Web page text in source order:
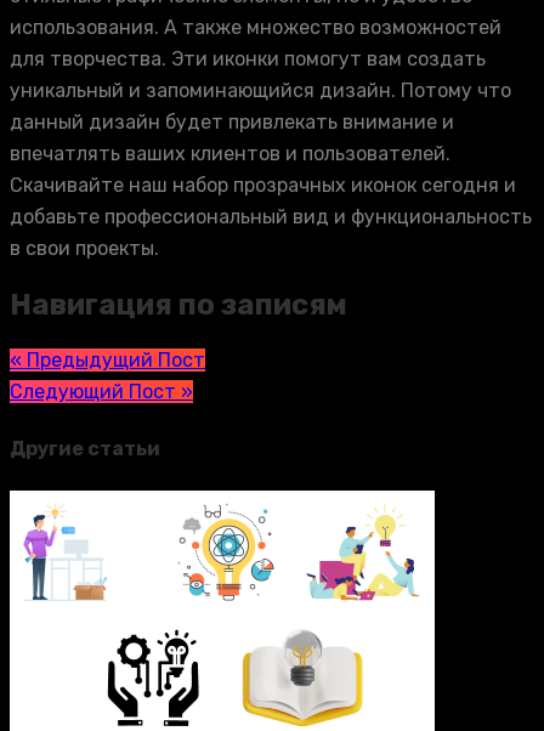
использования. А также множество возможностей
для творчества. Эти иконки помогут вам создать
уникальный и запоминающийся дизайн. Потому что
данный дизайн будет привлекать внимание и
впечатлять ваших клиентов и пользователей.
Скачивайте наш набор прозрачных иконок сегодня и
добавьте профессиональный вид и функциональность
в свои проекты.
Навигация по записям
« Предыдущий Пост
Следующий Пост »
Другие статьи